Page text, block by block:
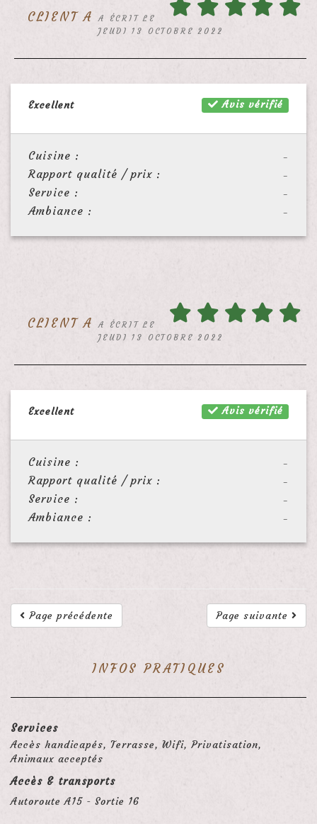
CLIENT A
A ÉCRIT LE
JEUDI 13 OCTOBRE 2022
Avis vérifié
Excellent
-
Cuisine :
-
Rapport qualité / prix :
-
Service :
-
Ambiance :
CLIENT A
A ÉCRIT LE
JEUDI 13 OCTOBRE 2022
Avis vérifié
Excellent
-
Cuisine :
-
Rapport qualité / prix :
-
Service :
-
Ambiance :
Page suivante
Page précédente
INFOS PRATIQUES
Services
Accès handicapés, Terrasse, Wifi, Privatisation,
Animaux acceptés
Accès & transports
Autoroute A15 - Sortie 16